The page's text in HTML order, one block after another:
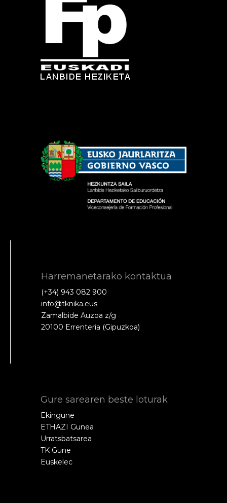
Harremanetarako kontaktua
(+34) 943 082 900
info@tknika.eus
Zamalbide Auzoa z/g
20100 Errenteria (Gipuzkoa)
Gure sarearen beste loturak
Ekingune
ETHAZI Gunea
Urratsbatsarea
TK Gune
Euskelec